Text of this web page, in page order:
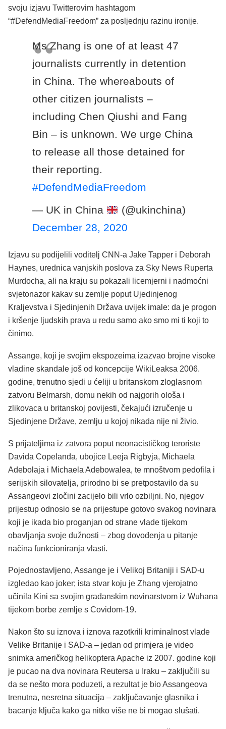
svoju izjavu Twitterovim hashtagom
“#DefendMediaFreedom” za posljednju razinu ironije.
Ms Zhang is one of at least 47
journalists currently in detention
in China. The whereabouts of
other citizen journalists –
including Chen Qiushi and Fang
Bin – is unknown. We urge China
to release all those detained for
their reporting.
#DefendMediaFreedom
— UK in China
(@ukinchina)
December 28, 2020
Izjavu su podijelili voditelj CNN-a Jake Tapper i Deborah
Haynes, urednica vanjskih poslova za Sky News Ruperta
Murdocha, ali na kraju su pokazali licemjerni i nadmoćni
svjetonazor kakav su zemlje poput Ujedinjenog
Kraljevstva i Sjedinjenih Država uvijek imale: da je progon
i kršenje ljudskih prava u redu samo ako smo mi ti koji to
činimo.
Assange, koji je svojim ekspozeima izazvao brojne visoke
vladine skandale još od koncepcije WikiLeaksa 2006.
godine, trenutno sjedi u ćeliji u britanskom zloglasnom
zatvoru Belmarsh, domu nekih od najgorih ološa i
zlikovaca u britanskoj povijesti, čekajući izručenje u
Sjedinjene Države, zemlju u kojoj nikada nije ni živio.
S prijateljima iz zatvora poput neonacističkog teroriste
Davida Copelanda, ubojice Leeja Rigbyja, Michaela
Adebolaja i Michaela Adebowalea, te mnoštvom pedofila i
serijskih silovatelja, prirodno bi se pretpostavilo da su
Assangeovi zločini zacijelo bili vrlo ozbiljni. No, njegov
prijestup odnosio se na prijestupe gotovo svakog novinara
koji je ikada bio proganjan od strane vlade tijekom
obavljanja svoje dužnosti – zbog dovođenja u pitanje
načina funkcioniranja vlasti.
Pojednostavljeno, Assange je i Velikoj Britaniji i SAD-u
izgledao kao joker; ista stvar koju je Zhang vjerojatno
učinila Kini sa svojim građanskim novinarstvom iz Wuhana
tijekom borbe zemlje s Covidom-19.
Nakon što su iznova i iznova razotkrili kriminalnost vlade
Velike Britanije i SAD-a – jedan od primjera je video
snimka američkog helikoptera Apache iz 2007. godine koji
je pucao na dva novinara Reutersa u Iraku – zaključili su
da se nešto mora poduzeti, a rezultat je bio Assangeova
trenutna, nesretna situacija – zaključavanje glasnika i
bacanje ključa kako ga nitko više ne bi mogao slušati.